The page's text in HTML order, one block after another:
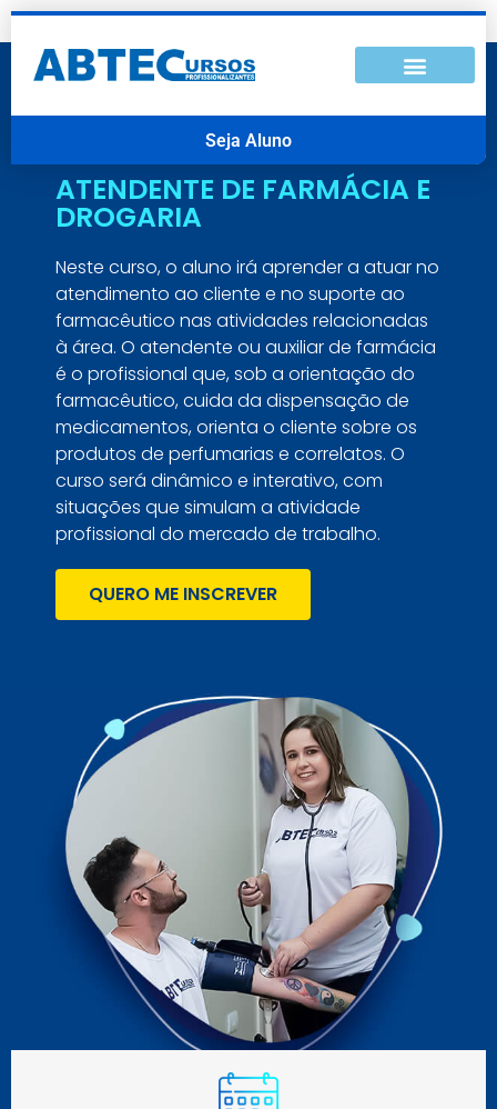
Seja Aluno
ATENDENTE DE FARMÁCIA E
DROGARIA
Neste curso, o aluno irá aprender a atuar no
atendimento ao cliente e no suporte ao
farmacêutico nas atividades relacionadas
à área. O atendente ou auxiliar de farmácia
é o profissional que, sob a orientação do
farmacêutico, cuida da dispensação de
medicamentos, orienta o cliente sobre os
produtos de perfumarias e correlatos. O
curso será dinâmico e interativo, com
situações que simulam a atividade
profissional do mercado de trabalho.
QUERO ME INSCREVER